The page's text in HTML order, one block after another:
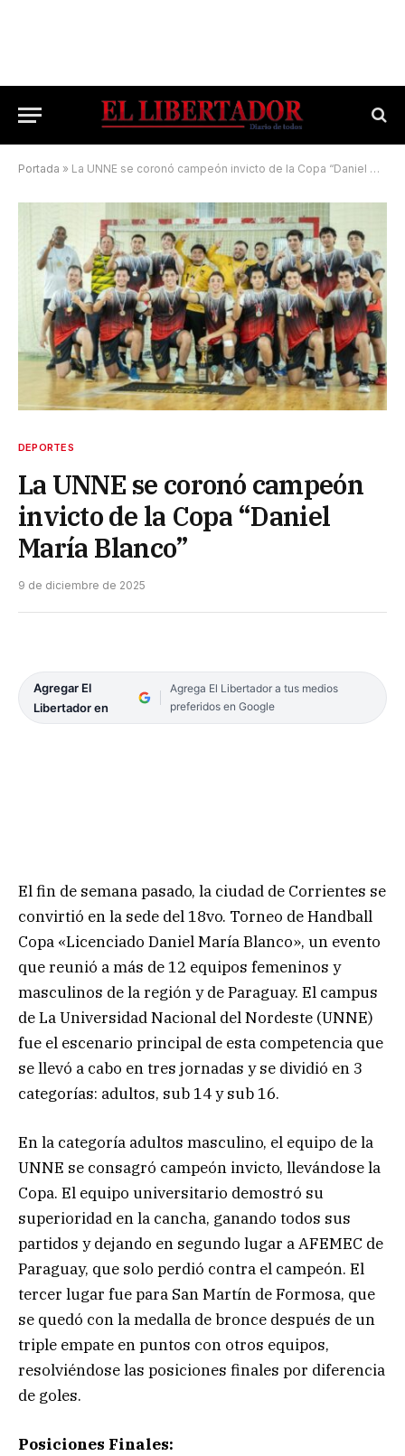
Portada » La UNNE se coronó campeón invicto de la Copa “Daniel María Blanco”
DEPORTES
La UNNE se coronó campeón
invicto de la Copa “Daniel
María Blanco”
9 de diciembre de 2025
Agregar El
Libertador en
Agrega El Libertador a tus medios
preferidos en Google
El fin de semana pasado, la ciudad de Corrientes se
convirtió en la sede del 18vo. Torneo de Handball
Copa «Licenciado Daniel María Blanco», un evento
que reunió a más de 12 equipos femeninos y
masculinos de la región y de Paraguay. El campus
de La Universidad Nacional del Nordeste (UNNE)
fue el escenario principal de esta competencia que
se llevó a cabo en tres jornadas y se dividió en 3
categorías: adultos, sub 14 y sub 16.
En la categoría adultos masculino, el equipo de la
UNNE se consagró campeón invicto, llevándose la
Copa. El equipo universitario demostró su
superioridad en la cancha, ganando todos sus
partidos y dejando en segundo lugar a AFEMEC de
Paraguay, que solo perdió contra el campeón. El
tercer lugar fue para San Martín de Formosa, que
se quedó con la medalla de bronce después de un
triple empate en puntos con otros equipos,
resolviéndose las posiciones finales por diferencia
de goles.
Posiciones Finales: